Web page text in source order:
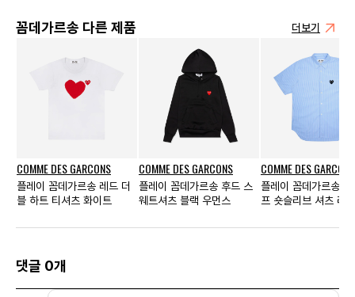
꼼데가르송 다른 제품 더보기
COMME DES GARCONS
플레이 꼼데가르송 레드 더
블 하트 티셔츠 화이트
COMME DES GARCONS
플레이 꼼데가르송 후드 스
웨트셔츠 블랙 우먼스
COMME DES GARCONS
플레이 꼼데가르송
프 숏슬리브 셔츠 라
댓글 0개